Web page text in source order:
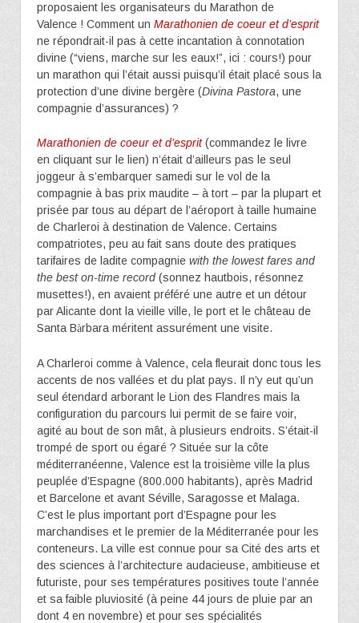
proposaient les organisateurs du Marathon de
Valence ! Comment un Marathonien de coeur et d’esprit
ne répondrait-il pas à cette incantation à connotation
divine (“viens, marche sur les eaux!”, ici : cours!) pour
un marathon qui l’était aussi puisqu’il était placé sous la
protection d’une divine bergère (Divina Pastora, une
compagnie d’assurances) ?
Marathonien de coeur et d’esprit(commandez le livre
en cliquant sur le lien) n’était d’ailleurs pas le seul
joggeur à s’embarquer samedi sur le vol de la
compagnie à bas prix maudite – à tort – par la plupart et
prisée par tous au départ de l’aéroport à taille humaine
de Charleroi à destination de Valence. Certains
compatriotes, peu au fait sans doute des pratiques
tarifaires de ladite compagnie with the lowest fares and
the best on-time record (sonnez hautbois, résonnez
musettes!), en avaient préféré une autre et un détour
par Alicante dont la vieille ville, le port et le château de
Santa Bàrbara méritent assurément une visite.
A Charleroi comme à Valence, cela fleurait donc tous les
accents de nos vallées et du plat pays. Il n’y eut qu’un
seul étendard arborant le Lion des Flandres mais la
configuration du parcours lui permit de se faire voir,
agité au bout de son mât, à plusieurs endroits. S’était-il
trompé de sport ou égaré ? Située sur la côte
méditerranéenne, Valence est la troisième ville la plus
peuplée d’Espagne (800.000 habitants), après Madrid
et Barcelone et avant Séville, Saragosse et Malaga.
C’est le plus important port d’Espagne pour les
marchandises et le premier de la Méditerranée pour les
conteneurs. La ville est connue pour sa Cité des arts et
des sciences à l’architecture audacieuse, ambitieuse et
futuriste, pour ses températures positives toute l’année
et sa faible pluviosité (à peine 44 jours de pluie par an
dont 4 en novembre) et pour ses spécialités